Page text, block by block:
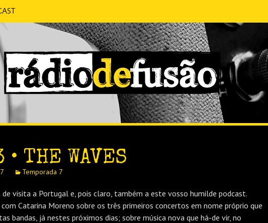
SEM PRETENSÕES.
• THE WAVES
Temporada 7
de visita a Portugal e, pois claro, também a este vosso humilde podcast.
com Catarina Moreno sobre os três primeiros concertos em nome próprio que
bandas, já nestes próximos dias; sobre música nova que há-de vir, no